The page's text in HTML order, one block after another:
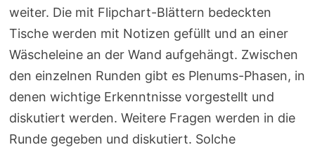
weiter. Die mit Flipchart-Blättern bedeckten
Tische werden mit Notizen gefüllt und an einer
Wäscheleine an der Wand aufgehängt. Zwischen
den einzelnen Runden gibt es Plenums-Phasen, in
denen wichtige Erkenntnisse vorgestellt und
diskutiert werden. Weitere Fragen werden in die
Runde gegeben und diskutiert. Solche